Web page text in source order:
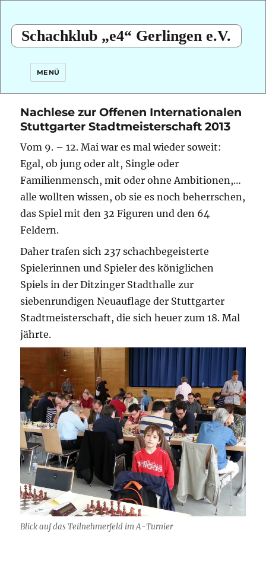
Schachklub „e4“ Gerlingen e.V.
MENÜ
Nachlese zur Offenen Internationalen
Stuttgarter Stadtmeisterschaft 2013
Vom 9. – 12. Mai war es mal wieder soweit:
Egal, ob jung oder alt, Single oder
Familienmensch, mit oder ohne Ambitionen,…
alle wollten wissen, ob sie es noch beherrschen,
das Spiel mit den 32 Figuren und den 64
Feldern.
Daher trafen sich 237 schachbegeisterte
Spielerinnen und Spieler des königlichen
Spiels in der Ditzinger Stadthalle zur
siebenrundigen Neuauflage der Stuttgarter
Stadtmeisterschaft, die sich heuer zum 18. Mal
jährte.
Blick auf das Teilnehmerfeld im A-Turnier